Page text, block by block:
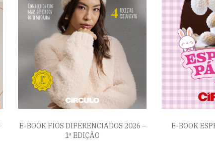
E-BOOK FIOS DIFERENCIADOS 2026 –
1ª EDIÇÃO
E-BOOK